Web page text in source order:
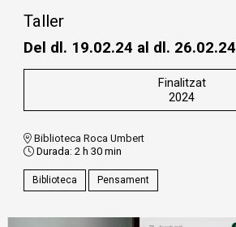
Taller
Del dl. 19.02.24 al dl. 26.02.24
Finalitzat
2024
Biblioteca Roca Umbert
Durada: 2 h 30 min
Biblioteca Pensament